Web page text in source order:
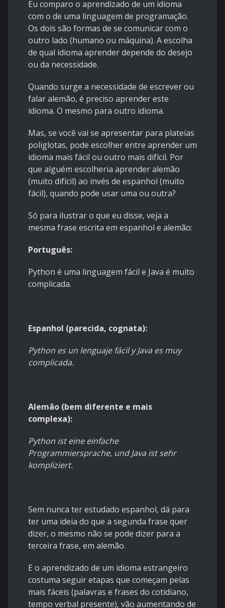
Eu comparo o aprendizado de um idioma
com o de uma linguagem de programação.
Os dois são formas de se comunicar com o
outro lado (humano ou máquina). A escolha
de qual idioma aprender depende do desejo
ou da necessidade.
Quando surge a necessidade de escrever ou
falar alemão, é preciso aprender este
idioma. O mesmo para outro idioma.
Mas, se você vai se apresentar para plateias
poliglotas, pode escolher entre aprender um
idioma mais fácil ou outro mais difícil. Por
que alguém escolheria aprender alemão
(muito difícil) ao invés de espanhol (muito
fácil), quando pode usar uma ou outra?
Só para ilustrar o que eu disse, veja a
mesma frase escrita em espanhol e alemão:
Português:
Python é uma linguagem fácil e Java é muito
complicada.
Espanhol (parecida, cognata):
Python es un lenguaje fácil y Java es muy
complicada.
Alemão (bem diferente e mais
complexa):
Python ist eine einfache
Programmiersprache, und Java ist sehr
kompliziert.
Sem nunca ter estudado espanhol, dá para
ter uma ideia do que a segunda frase quer
dizer, o mesmo não se pode dizer para a
terceira frase, em alemão.
E o aprendizado de um idioma estrangeiro
costuma seguir etapas que começam pelas
mais fáceis (palavras e frases do cotidiano,
tempo verbal presente), vão aumentando de